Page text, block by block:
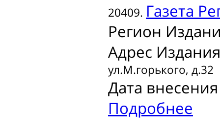
20409. Газета
Регион
Адрес
ул.М.горького, д.32
Дата
Подробнее